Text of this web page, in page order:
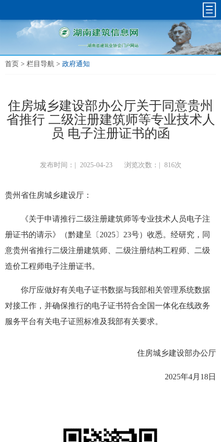
首页 > 栏目导航 > 政府通知
住房城乡建设部办公厅关于同意贵州
省推行 二级注册建筑师等专业技术人
员 电子注册证书的函
发布时间：| 2025-04-23 浏览次数：| 816次
贵州省住房城乡建设厅：
《关于申请推行二级注册建筑师等专业技术人员电子注
册证书的请示》（黔建呈〔2025〕23号）收悉。经研究，同
意贵州省推行二级注册建筑师、二级注册结构工程师、二级
造价工程师电子注册证书。
你厅应做好有关电子证书数据与我部相关管理系统数据
对接工作，并确保推行的电子证书符合全国一体化在线政务
服务平台有关电子证照标准及我部有关要求。
住房城乡建设部办公厅
2025年4月18日